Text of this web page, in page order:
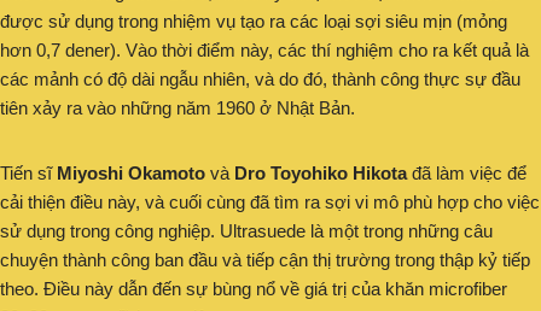
được sử dụng trong nhiệm vụ tạo ra các loại sợi siêu mịn (mỏng
hơn 0,7 dener). Vào thời điểm này, các thí nghiệm cho ra kết quả là
các mảnh có độ dài ngẫu nhiên, và do đó, thành công thực sự đầu
tiên xảy ra vào những năm 1960 ở Nhật Bản.
Tiến sĩ Miyoshi Okamoto và Dro Toyohiko Hikotađã làm việc để
cải thiện điều này, và cuối cùng đã tìm ra sợi vi mô phù hợp cho việc
sử dụng trong công nghiệp. Ultrasuede là một trong những câu
chuyện thành công ban đầu và tiếp cận thị trường trong thập kỷ tiếp
theo. Điều này dẫn đến sự bùng nổ về giá trị của khăn microfiber